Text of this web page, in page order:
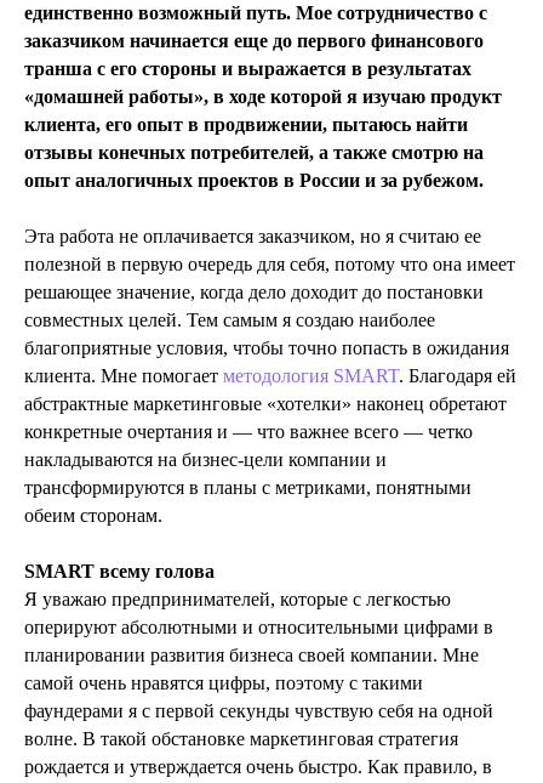
единственно возможный путь. Мое сотрудничество с
заказчиком начинается еще до первого финансового
транша с его стороны и выражается в результатах
«домашней работы», в ходе которой я изучаю продукт
клиента, его опыт в продвижении, пытаюсь найти
отзывы конечных потребителей, а также смотрю на
опыт аналогичных проектов в России и за рубежом.
Эта работа не оплачивается заказчиком, но я считаю ее
полезной в первую очередь для себя, потому что она имеет
решающее значение, когда дело доходит до постановки
совместных целей. Тем самым я создаю наиболее
благоприятные условия, чтобы точно попасть в ожидания
клиента. Мне помогает методология SMART. Благодаря ей
абстрактные маркетинговые «хотелки» наконец обретают
конкретные очертания и — что важнее всего — четко
накладываются на бизнес-цели компании и
трансформируются в планы с метриками, понятными
обеим сторонам.
SMART всему голова
Я уважаю предпринимателей, которые с легкостью
оперируют абсолютными и относительными цифрами в
планировании развития бизнеса своей компании. Мне
самой очень нравятся цифры, поэтому с такими
фаундерами я с первой секунды чувствую себя на одной
волне. В такой обстановке маркетинговая стратегия
рождается и утверждается очень быстро. Как правило, в